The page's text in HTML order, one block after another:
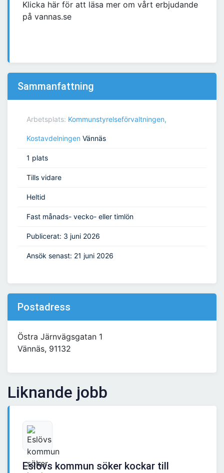
Klicka här för att läsa mer om vårt erbjudande
på vannas.se
Sammanfattning
Arbetsplats: Kommunstyrelseförvaltningen,
Kostavdelningen Vännäs
1 plats
Tills vidare
Heltid
Fast månads- vecko- eller timlön
Publicerat: 3 juni 2026
Ansök senast: 21 juni 2026
Postadress
Östra Järnvägsgatan 1
Vännäs, 91132
Liknande jobb
Eslövs kommun söker kockar till